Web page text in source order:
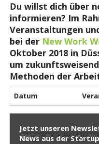
Du willst dich über
informieren? Im
Veranstaltungen
bei der New Work
Oktober 2018 in
um
Methoden der
Datum
Jetzt unseren
News aus der